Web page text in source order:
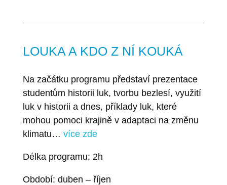
LOUKA A KDO Z NÍ KOUKÁ
Na začátku programu představí prezentace
studentům historii luk, tvorbu bezlesí, využití
luk v historii a dnes, příklady luk, které
mohou pomoci krajině v adaptaci na změnu
klimatu… více zde
Délka programu: 2h
Období: duben – říjen